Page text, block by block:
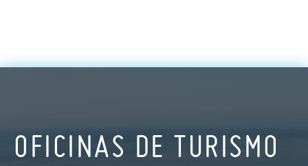
OFICINAS DE TURISMO